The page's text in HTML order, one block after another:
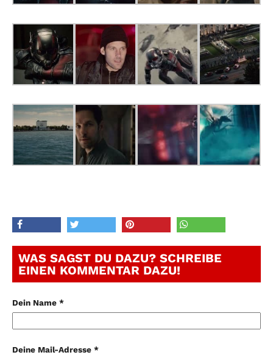
WAS SAGST DU DAZU? SCHREIBE
EINEN KOMMENTAR DAZU!
Dein Name *
Deine Mail-Adresse *